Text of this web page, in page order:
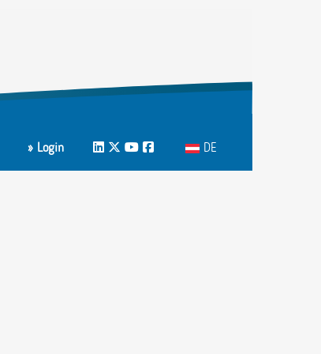
LinkedIn
Twitter
Youtube
Facebook
» Login
Sprache auswählen
DE